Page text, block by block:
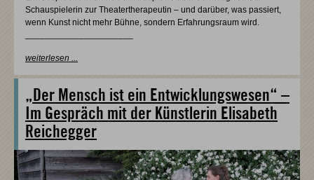
Schauspielerin zur Theatertherapeutin – und darüber, was passiert,
wenn Kunst nicht mehr Bühne, sondern Erfahrungsraum wird.
weiterlesen ...
„Der Mensch ist ein Entwicklungswesen“ –
Im Gespräch mit der Künstlerin Elisabeth
Reichegger